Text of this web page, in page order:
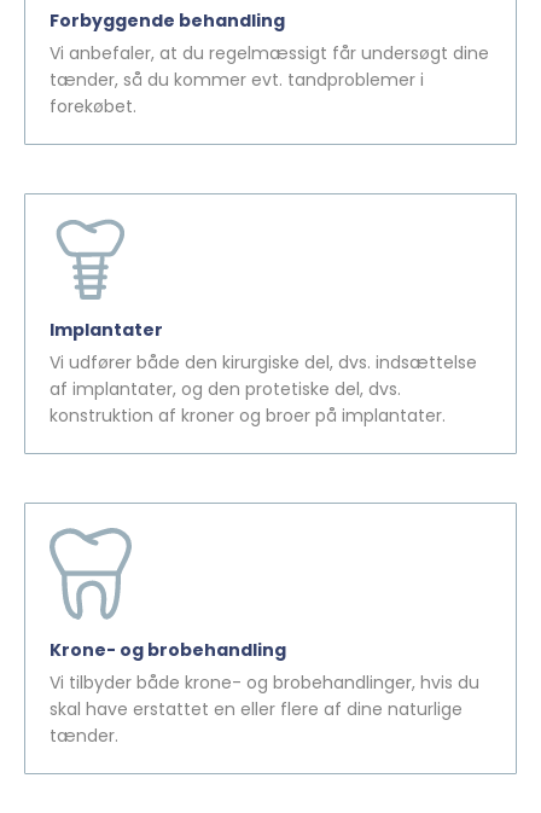
Forbyggende behandling
Vi anbefaler, at du regelmæssigt får undersøgt dine
tænder, så du kommer evt. tandproblemer i
forekøbet.
Implantater
Vi udfører både den kirurgiske del, dvs. indsættelse
af implantater, og den protetiske del, dvs.
konstruktion af kroner og broer på implantater.
Krone- og brobehandling
Vi tilbyder både krone- og brobehandlinger, hvis du
skal have erstattet en eller flere af dine naturlige
tænder.